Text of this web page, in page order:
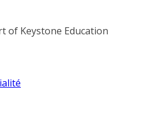
of Keystone Education